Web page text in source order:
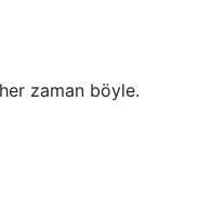
zaman böyle.